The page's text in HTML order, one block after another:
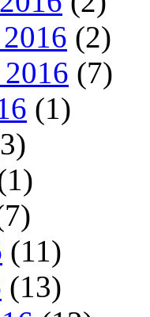
(2)
2016 (7)
(1)
(11)
(13)